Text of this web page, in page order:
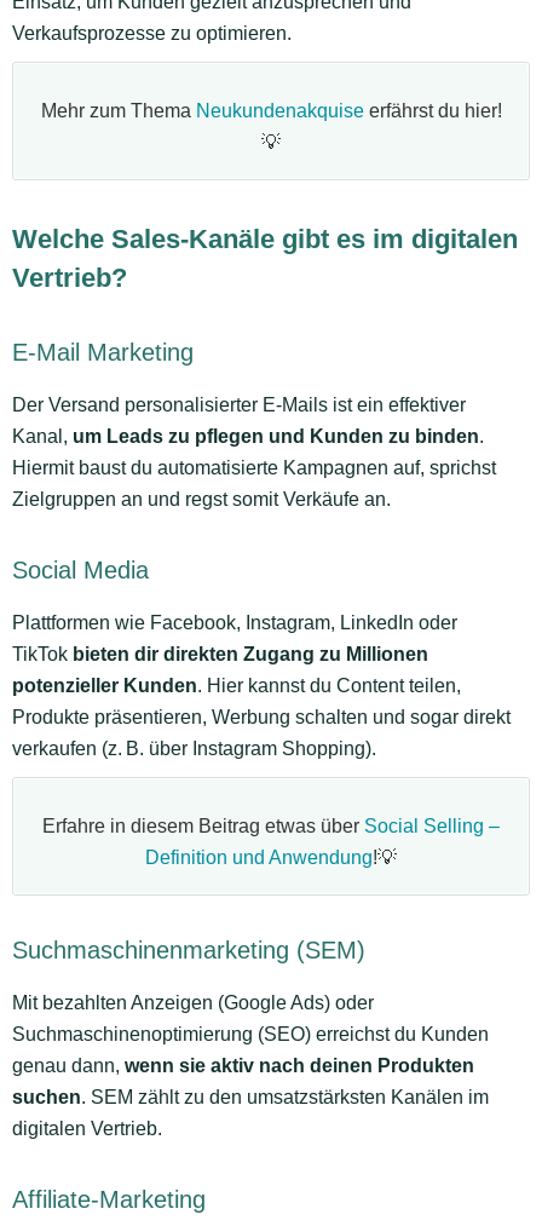
Verkaufsprozesse zu optimieren.
Mehr zum Thema Neukundenakquiseerfährst du hier!
💡
Welche Sales-Kanäle gibt es im digitalen
Vertrieb?
E-Mail Marketing
Der Versand personalisierter E-Mails ist ein effektiver
Kanal, um Leads zu pflegen und Kunden zu binden.
Hiermit baust du automatisierte Kampagnen auf, sprichst
Zielgruppen an und regst somit Verkäufe an.
Social Media
Plattformen wie Facebook, Instagram, LinkedIn oder
TikTok bieten dir direkten Zugang zu Millionen
potenzieller Kunden. Hier kannst du Content teilen,
Produkte präsentieren, Werbung schalten und sogar direkt
verkaufen (z. B. über Instagram Shopping).
Erfahre in diesem Beitrag etwas über Social Selling –
Definition und Anwendung!💡
Suchmaschinenmarketing (SEM)
Mit bezahlten Anzeigen (Google Ads) oder
Suchmaschinenoptimierung (SEO) erreichst du Kunden
genau dann, wenn sie aktiv nach deinen Produkten
suchen. SEM zählt zu den umsatzstärksten Kanälen im
digitalen Vertrieb.
Affiliate-Marketing